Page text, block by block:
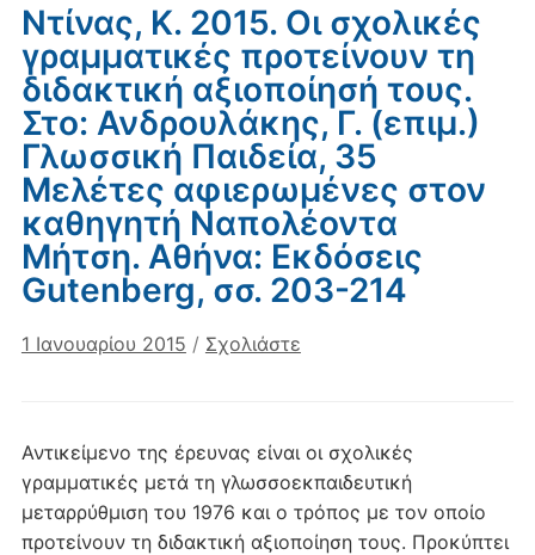
Ντίνας, Κ. 2015. Οι σχολικές
γραμματικές προτείνουν τη
διδακτική αξιοποίησή τους.
Στο: Ανδρουλάκης, Γ. (επιμ.)
Γλωσσική Παιδεία, 35
Μελέτες αφιερωμένες στον
καθηγητή Ναπολέοντα
Μήτση. Αθήνα: Εκδόσεις
Gutenberg, σσ. 203-214
1 Ιανουαρίου 2015 / Σχολιάστε
Αντικείμενο της έρευνας είναι οι σχολικές
γραμματικές μετά τη γλωσσοεκπαιδευτική
μεταρρύθμιση του 1976 και ο τρόπος με τον οποίο
προτείνουν τη διδακτική αξιοποίηση τους. Προκύπτει